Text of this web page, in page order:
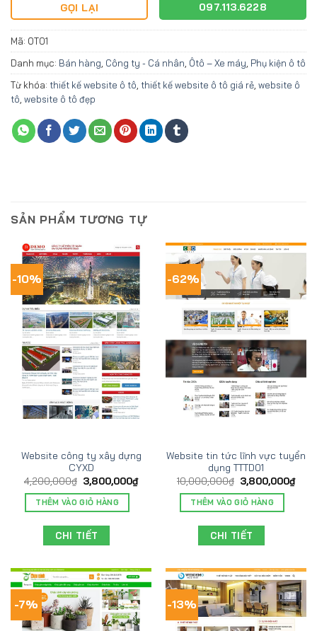
GỌI LẠI
097.113.6228
Mã: OT01
Danh mục: Bán hàng Công ty - Cá nhân Ôtô – Xe máy Phụ kiện ô tô
Từ khóa: thiết kế website ô tô thiết kế website ô tô giá rẻ website ô
tô website ô tô đẹp
SẢN PHẨM TƯƠNG TỰ
-10%
Website công ty xây dựng
CYXD
4,200,000₫ 3,800,000₫
THÊM VÀO GIỎ HÀNG
CHI TIẾT
-62%
Website tin tức lĩnh vực tuyển
dụng TTTD01
10,000,000₫ 3,800,000₫
THÊM VÀO GIỎ HÀNG
CHI TIẾT
-7% -13%